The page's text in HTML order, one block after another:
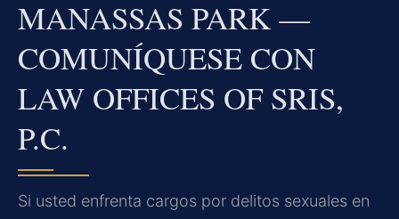
MANASSAS PARK —
COMUNÍQUESE CON
LAW OFFICES OF SRIS,
P.C.
Si usted enfrenta cargos por delitos sexuales en